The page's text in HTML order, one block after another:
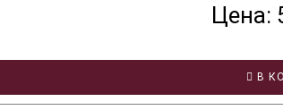
Цена:
В